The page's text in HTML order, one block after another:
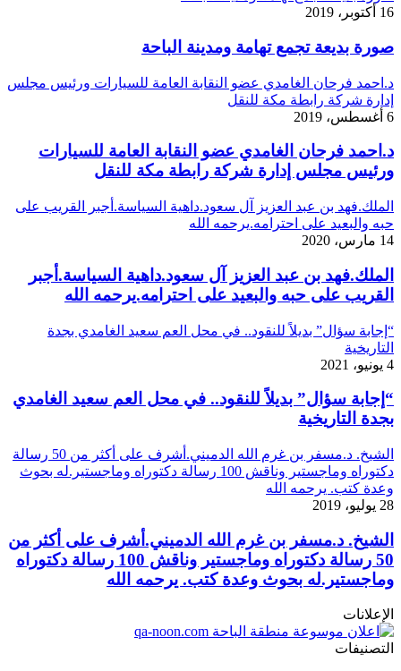
16 أكتوبر، 2019
صورة بديعة تجمع تهامة ومدينة الباحة
د.احمد فرحان الغامدي عضو النقابة العامة للسيارات ورئيس مجلس
إدارة شركة رابطة مكة للنقل
6 أغسطس، 2019
د.احمد فرحان الغامدي عضو النقابة العامة للسيارات
ورئيس مجلس إدارة شركة رابطة مكة للنقل
الملك.فهد بن عبد العزيز آل سعود.داهية السياسة.أجبر القريب على
حبه والبعيد على احترامه.يرحمه الله
14 مارس، 2020
الملك.فهد بن عبد العزيز آل سعود.داهية السياسة.أجبر
القريب على حبه والبعيد على احترامه.يرحمه الله
“إجابة سؤال” بديلاً للنقود.. في محل العم سعيد الغامدي بجدة
التاريخية
4 يونيو، 2021
“إجابة سؤال” بديلاً للنقود.. في محل العم سعيد الغامدي
بجدة التاريخية
الشيخ. د.مسفر بن غرم الله الدميني.أشرف على أكثر من 50 رسالة
دكتوراه وماجستير وناقش 100 رسالة دكتوراه وماجستير.له بحوث
وعدة كتب. يرحمه الله
28 يوليو، 2019
الشيخ. د.مسفر بن غرم الله الدميني.أشرف على أكثر من
50 رسالة دكتوراه وماجستير وناقش 100 رسالة دكتوراه
وماجستير.له بحوث وعدة كتب. يرحمه الله
الإعلانات
التصنيفات